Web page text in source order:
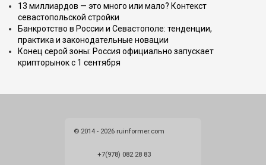
13 миллиардов — это много или мало? Контекст
севастопольской стройки
Банкротство в России и Севастополе: тенденции,
практика и законодательные новации
Конец серой зоны: Россия официально запускает
крипторынок с 1 сентября
© 2014 - 2026 ruinformer.com
+7(978) 082 28 83